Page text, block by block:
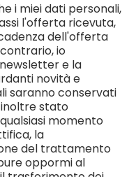
i miei dati personali,
l'offerta ricevuta,
dell'offerta
io
e la
novità e
saranno conservati
stato
momento
la
del trattamento
oppormi al